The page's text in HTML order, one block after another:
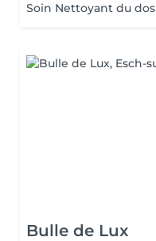
Soin Nettoyant du dos
Bulle de Lux